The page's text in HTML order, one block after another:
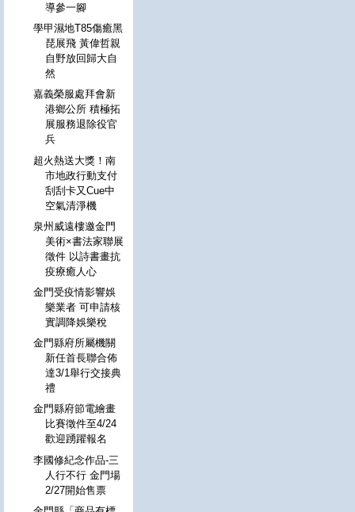
導參一腳
學甲濕地T85傷癒黑
琵展飛 黃偉哲親
自野放回歸大自
然
嘉義榮服處拜會新
港鄉公所 積極拓
展服務退除役官
兵
超火熱送大獎！南
市地政行動支付
刮刮卡又Cue中
空氣清淨機
泉州威遠樓邀金門
美術×書法家聯展
徵件 以詩書畫抗
疫療癒人心
金門受疫情影響娛
樂業者 可申請核
實調降娛樂稅
金門縣府所屬機關
新任首長聯合佈
達3/1舉行交接典
禮
金門縣府節電繪畫
比賽徵件至4/24
歡迎踴躍報名
李國修紀念作品-三
人行不行 金門場
2/27開始售票